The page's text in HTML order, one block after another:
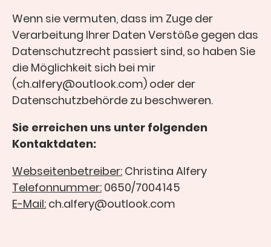
Wenn sie vermuten, dass im Zuge der
Verarbeitung Ihrer Daten Verstöße gegen das
Datenschutzrecht passiert sind, so haben Sie
die Möglichkeit sich bei mir
(ch.alfery@outlook.com) oder der
Datenschutzbehörde zu beschweren.
Sie erreichen uns unter folgenden
Kontaktdaten:
Webseitenbetreiber: Christina Alfery
Telefonnummer: 0650/7004145
E-Mail: ch.alfery@outlook.com